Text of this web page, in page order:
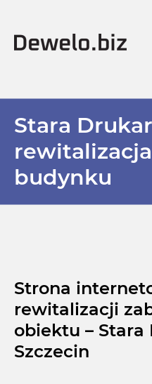
Stara
budynku
Strona
rewitalizacji
obiektu – Stara
Szczecin